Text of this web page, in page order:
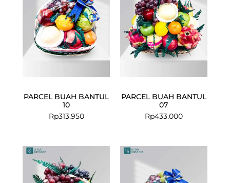
PARCEL BUAH BANTUL
10
Rp313.950
PARCEL BUAH BANTUL
07
Rp433.000